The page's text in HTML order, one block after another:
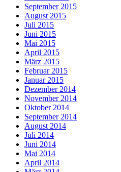
September 2015
August 2015
Juli 2015
Juni 2015
Mai 2015
April 2015
März 2015
Februar 2015
Januar 2015
Dezember 2014
November 2014
Oktober 2014
September 2014
August 2014
Juli 2014
Juni 2014
Mai 2014
April 2014